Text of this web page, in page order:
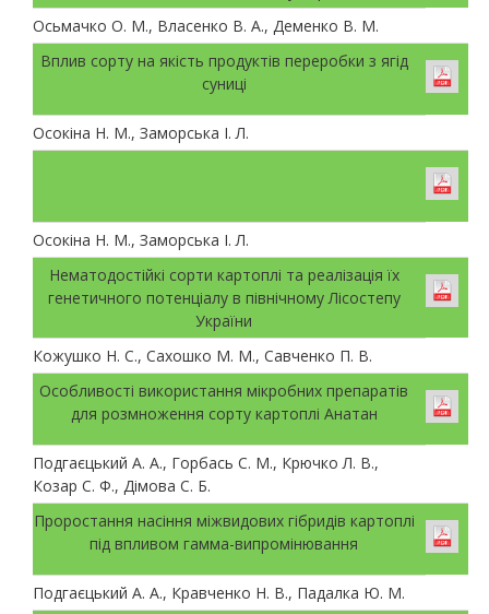
Осьмачко О. М., Власенко В. А., Деменко В. М.
Вплив сорту на якість продуктів переробки з ягід
суниці
Осокіна Н. М., Заморська І. Л.
Осокіна Н. М., Заморська І. Л.
Нематодостійкі сорти картоплі та реалізація їх
генетичного потенціалу в північному Лісостепу
України
Кожушко Н. С., Сахошко М. М., Савченко П. В.
Особливості використання мікробних препаратів
для розмноження сорту картоплі Анатан
Подгаєцький А. А., Горбась С. М., Крючко Л. В.,
Козар С. Ф., Дімова С. Б.
Проростання насіння міжвидових гібридів картоплі
під впливом гамма-випромінювання
Подгаєцький А. А., Кравченко Н. В., Падалка Ю. М.